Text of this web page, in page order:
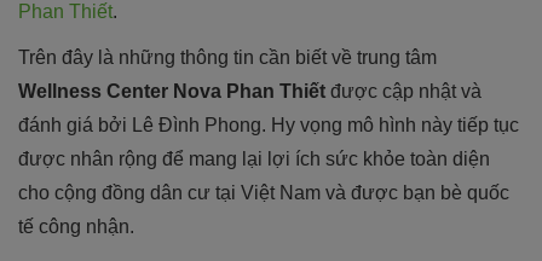
Phan Thiết.
Trên đây là những thông tin cần biết về trung tâm
Wellness Center Nova Phan Thiết được cập nhật và
đánh giá bởi Lê Đình Phong. Hy vọng mô hình này tiếp tục
được nhân rộng để mang lại lợi ích sức khỏe toàn diện
cho cộng đồng dân cư tại Việt Nam và được bạn bè quốc
tế công nhận.